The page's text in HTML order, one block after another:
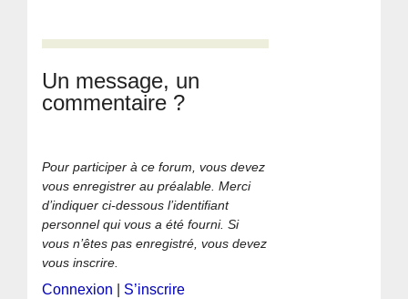
Un message, un
commentaire ?
Pour participer à ce forum, vous devez
vous enregistrer au préalable. Merci
d’indiquer ci-dessous l’identifiant
personnel qui vous a été fourni. Si
vous n’êtes pas enregistré, vous devez
vous inscrire.
Connexion
S’inscrire